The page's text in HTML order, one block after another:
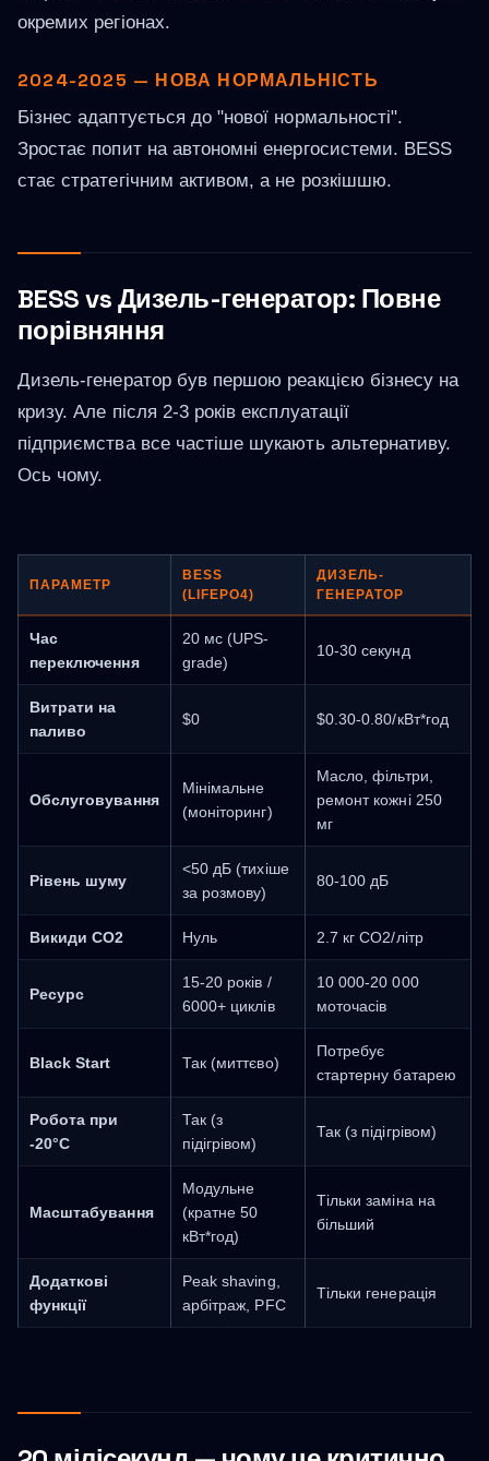
окремих регіонах.
2024-2025 — НОВА НОРМАЛЬНІСТЬ
Бізнес адаптується до "нової нормальності".
Зростає попит на автономні енергосистеми. BESS
стає стратегічним активом, а не розкішшю.
BESS vs Дизель-генератор: Повне
порівняння
Дизель-генератор був першою реакцією бізнесу на
кризу. Але після 2-3 років експлуатації
підприємства все частіше шукають альтернативу.
Ось чому.
ПАРАМЕТР
BESS
(LIFEPO4)
ДИЗЕЛЬ-
ГЕНЕРАТОР
Час
переключення
20 мс (UPS-
grade)
10-30 секунд
Витрати на
паливо
$0 $0.30-0.80/кВт*год
Обслуговування
Мінімальне
(моніторинг)
Масло, фільтри,
ремонт кожні 250
мг
Рівень шуму
<50 дБ (тихіше
за розмову)
80-100 дБ
Викиди CO2 Нуль 2.7 кг CO2/літр
Ресурс
15-20 років /
6000+ циклів
10 000-20 000
моточасів
Black Start Так (миттєво)
Потребує
стартерну батарею
Робота при
-20°C
Так (з
підігрівом)
Так (з підігрівом)
Масштабування
Модульне
(кратне 50
кВт*год)
Тільки заміна на
більший
Додаткові
функції
Peak shaving,
арбітраж, PFC
Тільки генерація